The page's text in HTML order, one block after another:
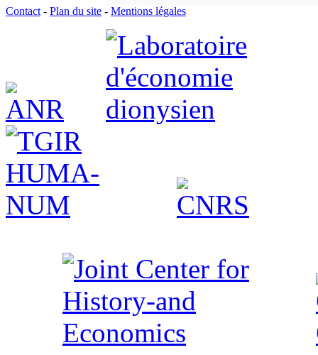
Contact - Plan du site - Mentions légales